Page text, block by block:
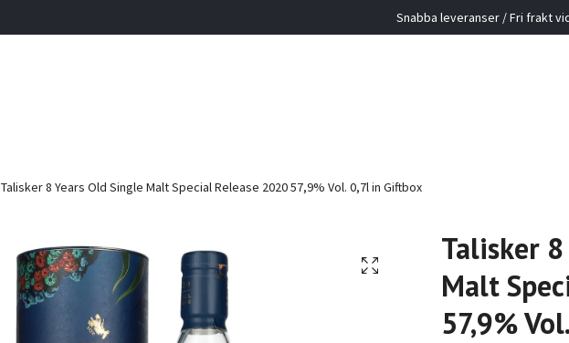
Snabba leveranser / Fri frakt
Talisker 8 Years Old Single Malt Special Release 2020 57,9% Vol. 0,7l in Giftbox
Talisker
Malt
57,9%